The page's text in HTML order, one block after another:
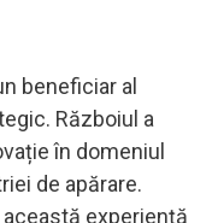
beneficiar al
Războiul a
în domeniul
de apărare.
experiență